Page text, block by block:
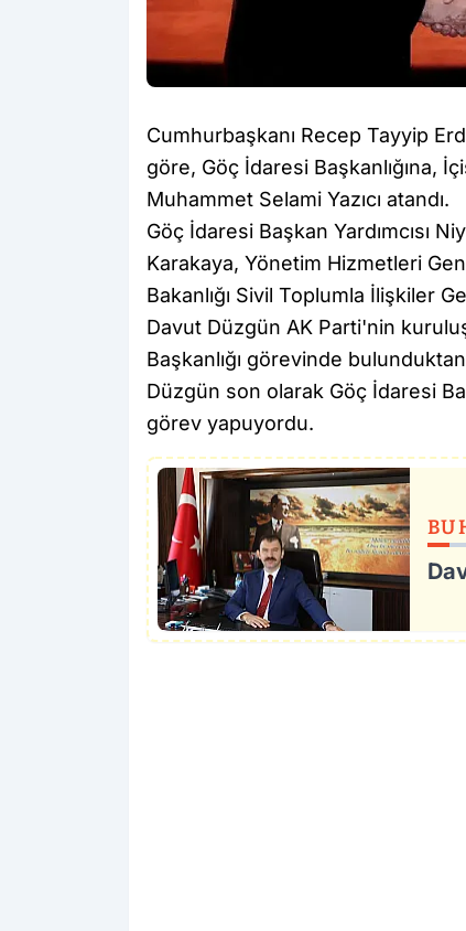
Cumhurbaşkanı Recep Tayyip
göre, Göç İdaresi Başkanlığına,
Muhammet Selami Yazıcı atandı.
Göç İdaresi Başkan Yardımcısı
Karakaya, Yönetim Hizmetleri
Bakanlığı Sivil Toplumla İlişkiler
Davut Düzgün AK Parti'nin
Başkanlığı görevinde
Düzgün son olarak Göç İdaresi
görev yapuyordu.
BU